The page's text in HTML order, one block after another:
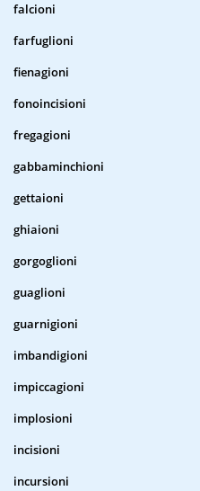
falcioni
farfuglioni
fienagioni
fonoincisioni
fregagioni
gabbaminchioni
gettaioni
ghiaioni
gorgoglioni
guaglioni
guarnigioni
imbandigioni
impiccagioni
implosioni
incisioni
incursioni